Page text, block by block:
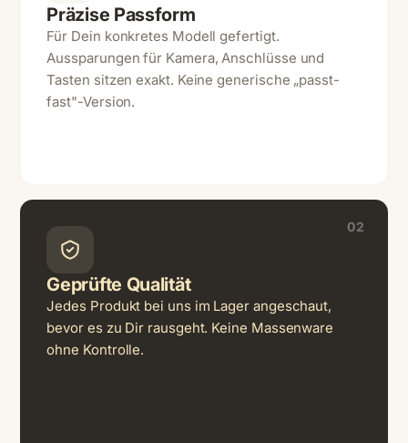
Präzise Passform
Für Dein konkretes Modell gefertigt.
Aussparungen für Kamera, Anschlüsse und
Tasten sitzen exakt. Keine generische „passt-
fast"-Version.
02
Geprüfte Qualität
Jedes Produkt bei uns im Lager angeschaut,
bevor es zu Dir rausgeht. Keine Massenware
ohne Kontrolle.